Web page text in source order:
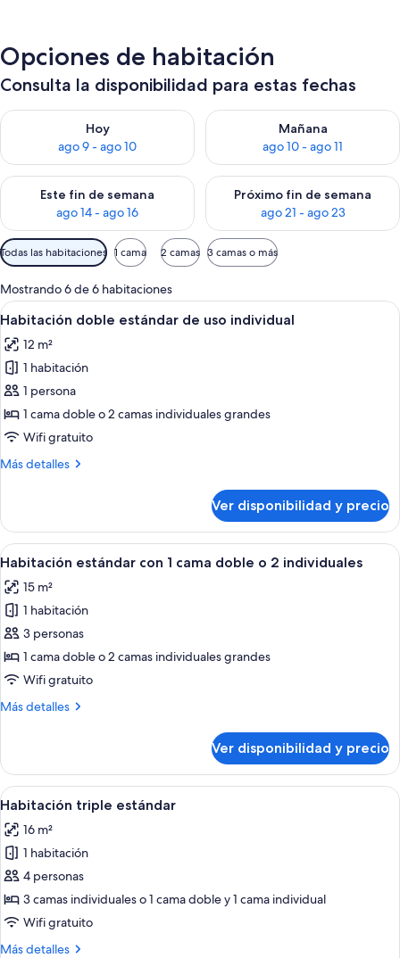
Opciones de habitación
Consulta la disponibilidad para estas fechas
Hoy
ago 9 - ago 10
Consulta la disponibilidad para hoy ago 9 - ago 10
Mañana
ago 10 - ago 11
Consulta la disponibilidad
Este fin de semana
ago 14 - ago 16
Consulta la disponibilidad para este fin de semana ago 14 -
Próximo fin de semana
ago 21 - ago 23
Consulta la disponibilidad
Filtros
disponibles
para
las
habitaciones
Todas las habitaciones 1 cama 2 camas 3 camas o más
Mostrando 6 de 6 habitaciones
Ver
todas
las
fotos
de
Habitación
doble
de
Habitación de hotel con cama,
16
Habitación doble estándar de uso individual
12 m²
1 habitación
1 persona
1 cama doble o 2 camas individuales grandes
Wifi gratuito
Más detalles
Más
doble
estándar
de
individual
Ver disponibilidad y precio
Ver
todas
las
fotos
de
Habitación
estándar
1
o
2
individuales
Habitación de hotel con una cama
26
Habitación estándar con 1 cama doble o 2 individuales
15 m²
1 habitación
3 personas
1 cama doble o 2 camas individuales grandes
Wifi gratuito
Más detalles
Más
estándar
con
1
doble
o
individuales
Ver disponibilidad y precio
Ver
todas
las
fotos
de
Habitación
triple
Una habitación con dos camas, un
13
Habitación triple estándar
16 m²
1 habitación
4 personas
3 camas individuales o 1 cama doble y 1 cama individual
Wifi gratuito
Más detalles
Más